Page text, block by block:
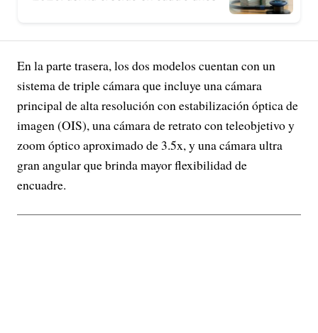
En la parte trasera, los dos modelos cuentan con un
sistema de triple cámara que incluye una cámara
principal de alta resolución con estabilización óptica de
imagen (OIS), una cámara de retrato con teleobjetivo y
zoom óptico aproximado de 3.5x, y una cámara ultra
gran angular que brinda mayor flexibilidad de
encuadre.